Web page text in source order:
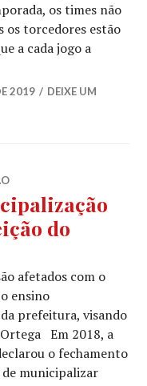
os times não
os torcedores estão
a cada jogo a
e angústia
2019
DEIXE UM
do
afetados com o
ensino
prefeitura, visando
Em 2018, a
o fechamento
de municipalizar